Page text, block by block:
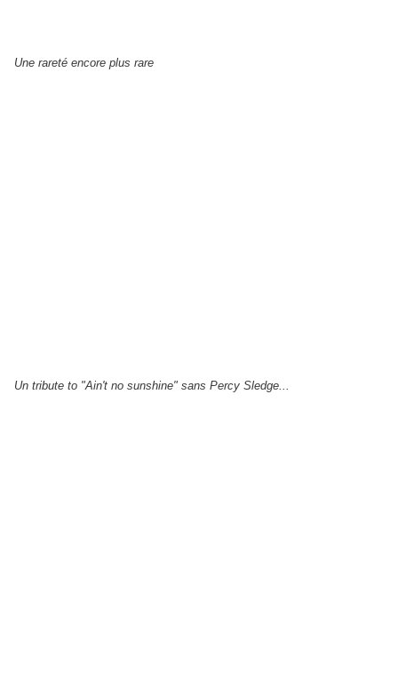
Une rareté encore plus rare
Un tribute to "Ain't no sunshine" sans Percy Sledge...